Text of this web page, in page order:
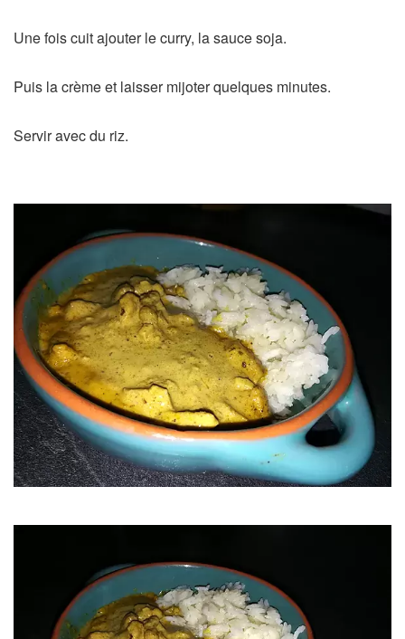
Une fois cuit ajouter le curry, la sauce soja.
Puis la crème et laisser mijoter quelques minutes.
Servir avec du riz.